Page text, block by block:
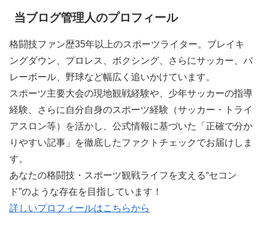
当ブログ管理人のプロフィール
格闘技ファン歴35年以上のスポーツライター。ブレイキ
ングダウン、プロレス、ボクシング、さらにサッカー、バ
レーボール、野球など幅広く追いかけています。
スポーツ主要大会の現地観戦経験や、少年サッカーの指導
経験、さらに自分自身のスポーツ経験（サッカー・トライ
アスロン等）を活かし、公式情報に基づいた「正確で分か
りやすい記事」を徹底したファクトチェックでお届けしま
す。
あなたの格闘技・スポーツ観戦ライフを支える“セコン
ド”のような存在を目指しています！
詳しいプロフィールはこちらから